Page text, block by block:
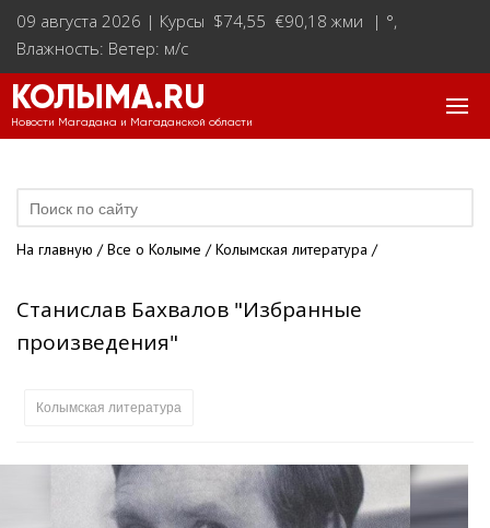
09 августа 2026 | Курсы $74,55 €90,18 жми | °,
Влажность: Ветер: м/с
КОЛЫМА.RU
Новости Магадана и Магаданской области
На главную /Все о Колыме /Колымская литература /
Станислав Бахвалов "Избранные
произведения"
Колымская литература